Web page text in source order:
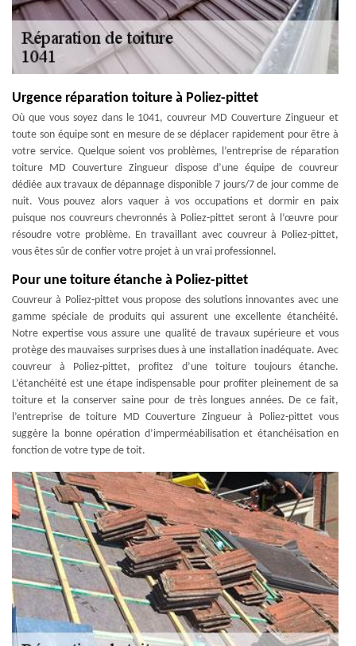
Urgence réparation toiture à Poliez-pittet
Où que vous soyez dans le 1041, couvreur MD Couverture Zingueur et
toute son équipe sont en mesure de se déplacer rapidement pour être à
votre service. Quelque soient vos problèmes, l’entreprise de réparation
toiture MD Couverture Zingueur dispose d’une équipe de couvreur
dédiée aux travaux de dépannage disponible 7 jours/7 de jour comme de
nuit. Vous pouvez alors vaquer à vos occupations et dormir en paix
puisque nos couvreurs chevronnés à Poliez-pittet seront à l’œuvre pour
résoudre votre problème. En travaillant avec couvreur à Poliez-pittet,
vous êtes sûr de confier votre projet à un vrai professionnel.
Pour une toiture étanche à Poliez-pittet
Couvreur à Poliez-pittet vous propose des solutions innovantes avec une
gamme spéciale de produits qui assurent une excellente étanchéité.
Notre expertise vous assure une qualité de travaux supérieure et vous
protège des mauvaises surprises dues à une installation inadéquate. Avec
couvreur à Poliez-pittet, profitez d’une toiture toujours étanche.
L’étanchéité est une étape indispensable pour profiter pleinement de sa
toiture et la conserver saine pour de très longues années. De ce fait,
l’entreprise de toiture MD Couverture Zingueur à Poliez-pittet vous
suggère la bonne opération d’imperméabilisation et étanchéisation en
fonction de votre type de toit.